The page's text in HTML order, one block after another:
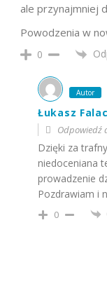
ale przynajmniej
Powodzenia w
0
Autor
Łukasz
Odpowiedź
Dzięki za
niedoceniana
prowadzenie
Pozdrawiam i
0